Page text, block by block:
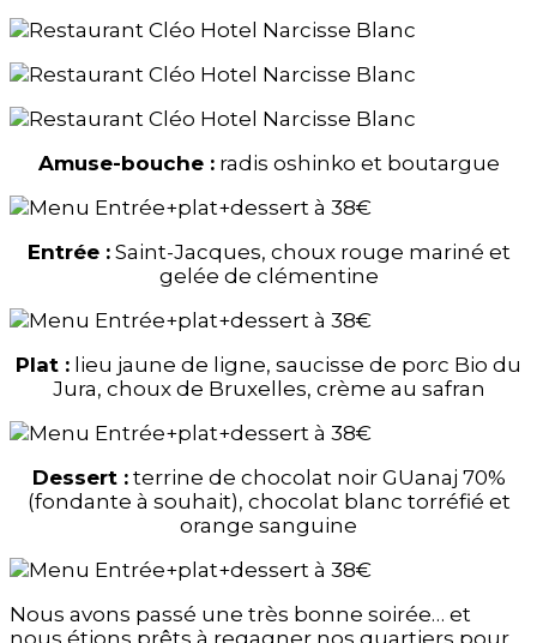
Amuse-bouche :radis oshinko et boutargue
Entrée :Saint-Jacques, choux rouge mariné et
gelée de clémentine
Plat : lieu jaune de ligne, saucisse de porc Bio du
Jura, choux de Bruxelles, crème au safran
Dessert :terrine de chocolat noir GUanaj 70%
(fondante à souhait), chocolat blanc torréfié et
orange sanguine
Nous avons passé une très bonne soirée… et